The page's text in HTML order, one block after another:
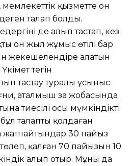
қызметте он
талап болды.
де алып тастап, кез
он жыл жұмыс өтілі бар
жекешелендіре алатын
тегін
тастау туралы ұсыныс
аталмыш заң жобасында
тиесілі осы мүмкіндікті
талапты қолдаған
жатпайтындар 30 пайыз
қалған 70 пайызын 10
алып отыр. Мұны да